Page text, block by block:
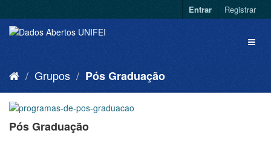
Entrar Registrar
Grupos Pós Graduação
Pós Graduação